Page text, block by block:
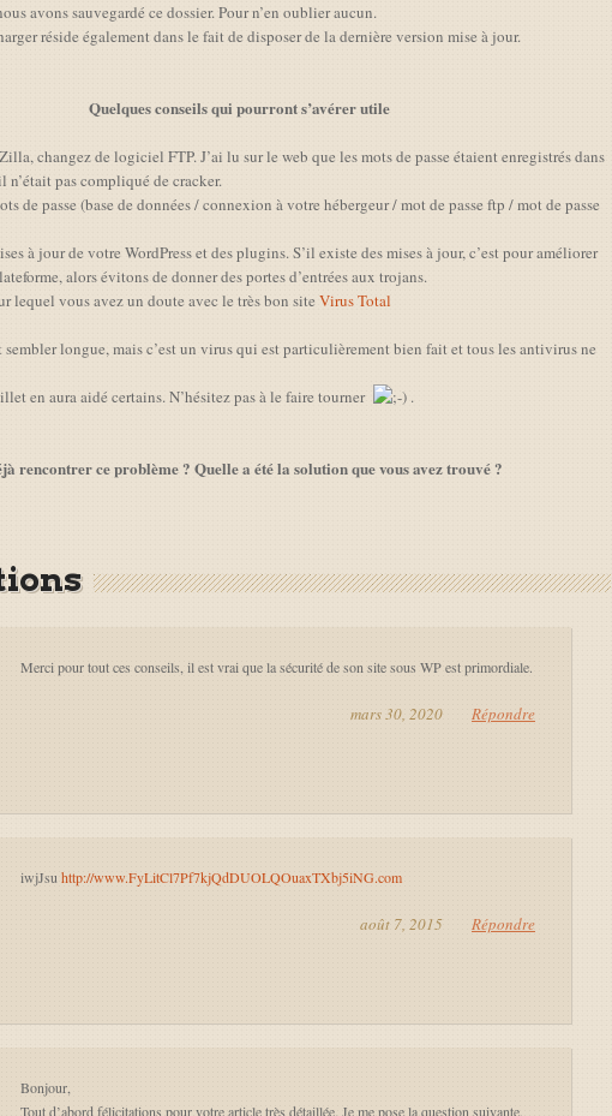
avons sauvegardé ce dossier. Pour n’en oublier aucun.
réside également dans le fait de disposer de la dernière version mise à jour.
Quelques conseils qui pourront s’avérer utile
changez de logiciel FTP. J’ai lu sur le web que les mots de passe étaient enregistrés dans
n’était pas compliqué de cracker.
de passe (base de données / connexion à votre hébergeur / mot de passe ftp / mot de passe
à jour de votre WordPress et des plugins. S’il existe des mises à jour, c’est pour améliorer
alors évitons de donner des portes d’entrées aux trojans.
lequel vous avez un doute avec le très bon site Virus Total
sembler longue, mais c’est un virus qui est particulièrement bien fait et tous les antivirus ne
en aura aidé certains. N’hésitez pas à le faire tourner
.
rencontrer ce problème ? Quelle a été la solution que vous avez trouvé ?
Merci pour tout ces conseils, il est vrai que la sécurité de son site sous WP est primordiale.
mars 30, 2020 Répondre
iwjJsu http://www.FyLitCl7Pf7kjQdDUOLQOuaxTXbj5iNG.com
août 7, 2015 Répondre
Bonjour,
Tout d’abord félicitations pour votre article très détaillée. Je me pose la question suivante.